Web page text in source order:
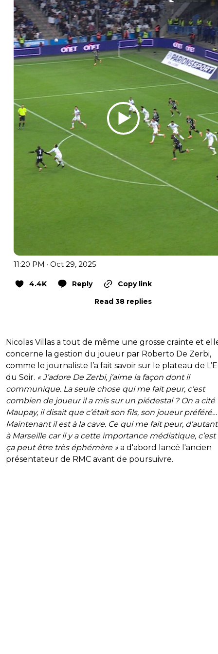
11:20 PM · Oct 29, 2025
4.4K Reply
Copy link
Read 38 replies
Nicolas Villas a tout de même une grosse crainte et
concerne la gestion du joueur par Roberto De Zerbi,
comme le journaliste l’a fait savoir sur le plateau de
du Soir. « J’adore De Zerbi, j’aime la façon dont il
communique. La seule chose qui me fait peur, c’est
combien de joueur il a mis sur un piédestal ? On a cité
Maupay, il disait que c’était son fils, son joueur
Maintenant il est à la cave. Ce qui me fait peur,
à Marseille car il y a cette importance médiatique,
ça peut être très éphémère » a d'abord lancé l'ancien
présentateur de RMC avant de poursuivre.